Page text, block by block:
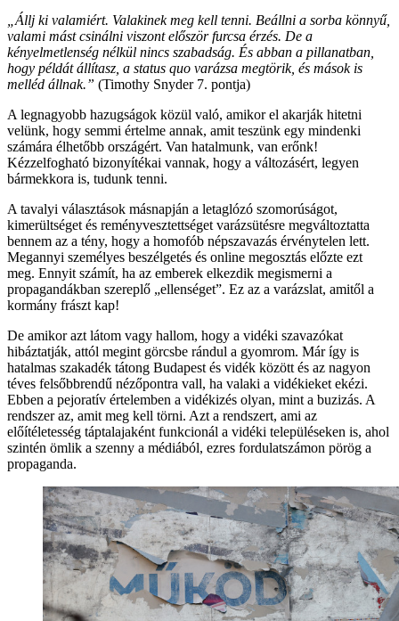
„Állj ki valamiért. Valakinek meg kell tenni. Beállni a sorba könnyű,
valami mást csinálni viszont először furcsa érzés. De a
kényelmetlenség nélkül nincs szabadság. És abban a pillanatban,
hogy példát állítasz, a status quo varázsa megtörik, és mások is
melléd állnak.” (Timothy Snyder 7. pontja)
A legnagyobb hazugságok közül való, amikor el akarják hitetni
velünk, hogy semmi értelme annak, amit teszünk egy mindenki
számára élhetőbb országért. Van hatalmunk, van erőnk!
Kézzelfogható bizonyítékai vannak, hogy a változásért, legyen
bármekkora is, tudunk tenni.
A tavalyi választások másnapján a letaglózó szomorúságot,
kimerültséget és reményvesztettséget varázsütésre megváltoztatta
bennem az a tény, hogy a homofób népszavazás érvénytelen lett.
Megannyi személyes beszélgetés és online megosztás előzte ezt
meg. Ennyit számít, ha az emberek elkezdik megismerni a
propagandákban szereplő „ellenséget”. Ez az a varázslat, amitől a
kormány frászt kap!
De amikor azt látom vagy hallom, hogy a vidéki szavazókat
hibáztatják, attól megint görcsbe rándul a gyomrom. Már így is
hatalmas szakadék tátong Budapest és vidék között és az nagyon
téves felsőbbrendű nézőpontra vall, ha valaki a vidékieket ekézi.
Ebben a pejoratív értelemben a vidékizés olyan, mint a buzizás. A
rendszer az, amit meg kell törni. Azt a rendszert, ami az
előítéletesség táptalajaként funkcionál a vidéki településeken is, ahol
szintén ömlik a szenny a médiából, ezres fordulatszámon pörög a
propaganda.